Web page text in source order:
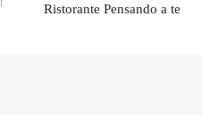
Ristorante Pensando a te